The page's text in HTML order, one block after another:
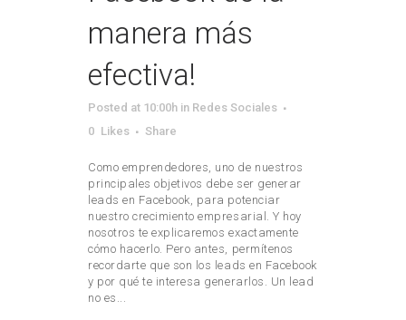
manera más
efectiva!
Posted at 10:00h in Redes Sociales
0 Likes Share
Como emprendedores, uno de nuestros
principales objetivos debe ser generar
leads en Facebook, para potenciar
nuestro crecimiento empresarial. Y hoy
nosotros te explicaremos exactamente
cómo hacerlo. Pero antes, permítenos
recordarte que son los leads en Facebook
y por qué te interesa generarlos. Un lead
no es...